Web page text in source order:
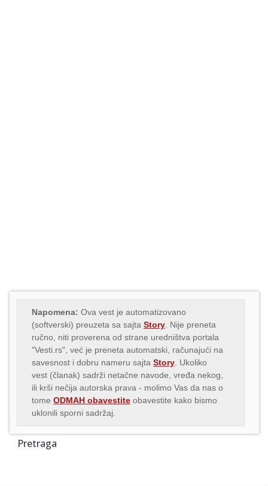
Napomena: Ova vest je automatizovano
(softverski) preuzeta sa sajta Story . Nije preneta
ručno, niti proverena od strane uredništva portala
"Vesti.rs", već je preneta automatski, računajući na
savesnost i dobru nameru sajta Story . Ukoliko
vest (članak) sadrži netačne navode, vređa nekog,
ili krši nečija autorska prava - molimo Vas da nas o
tome ODMAH obavestite obavestite kako bismo
uklonili sporni sadržaj.
Pretraga